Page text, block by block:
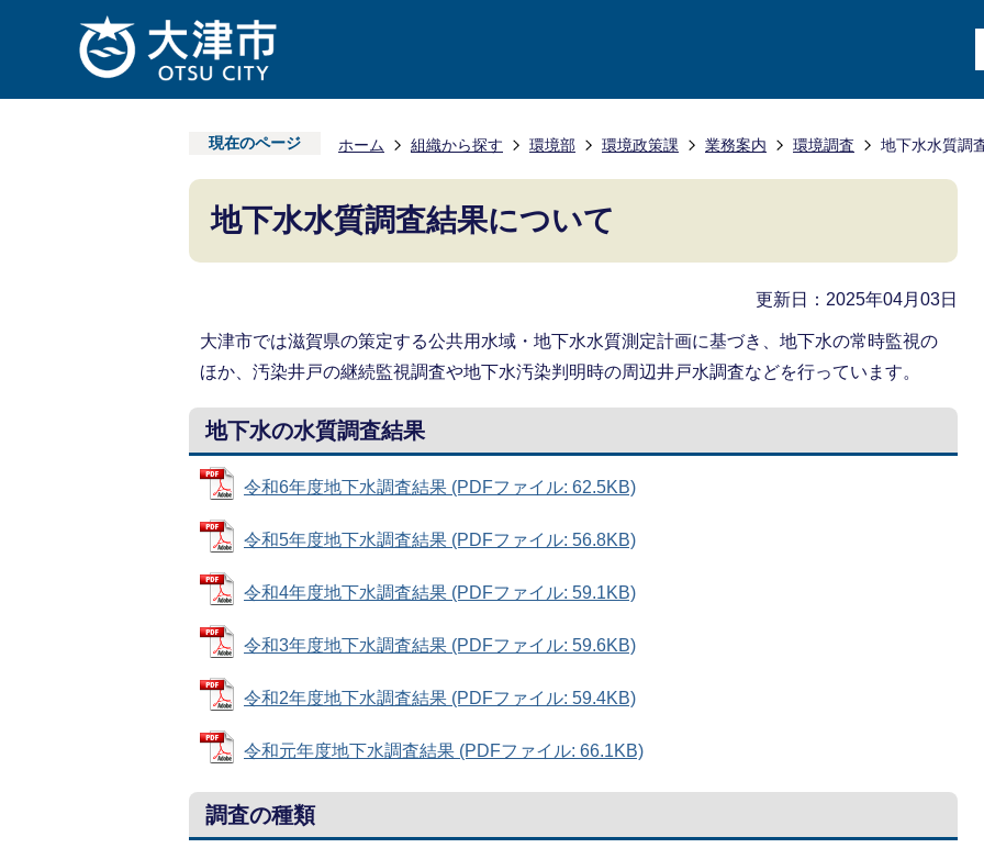
現在のページ ホーム 組織から探す 環境部 環境政策課 業務案内 環境調査 地下水水質調
地下水水質調査結果について
更新日：2025年04月03日
大津市では滋賀県の策定する公共用水域・地下水水質測定計画に基づき、地下水の常時監視の
ほか、汚染井戸の継続監視調査や地下水汚染判明時の周辺井戸水調査などを行っています。
地下水の水質調査結果
令和6年度地下水調査結果 (PDFファイル: 62.5KB)
令和5年度地下水調査結果 (PDFファイル: 56.8KB)
令和4年度地下水調査結果 (PDFファイル: 59.1KB)
令和3年度地下水調査結果 (PDFファイル: 59.6KB)
令和2年度地下水調査結果 (PDFファイル: 59.4KB)
令和元年度地下水調査結果 (PDFファイル: 66.1KB)
調査の種類